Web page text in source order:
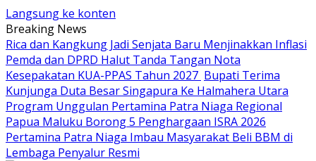
Langsung ke konten
Breaking News
Rica dan Kangkung Jadi Senjata Baru Menjinakkan Inflasi
Pemda dan DPRD Halut Tanda Tangan Nota
Kesepakatan KUA-PPAS Tahun 2027 Bupati Terima
Kunjunga Duta Besar Singapura Ke Halmahera Utara
Program Unggulan Pertamina Patra Niaga Regional
Papua Maluku Borong 5 Penghargaan ISRA 2026
Pertamina Patra Niaga Imbau Masyarakat Beli BBM di
Lembaga Penyalur Resmi